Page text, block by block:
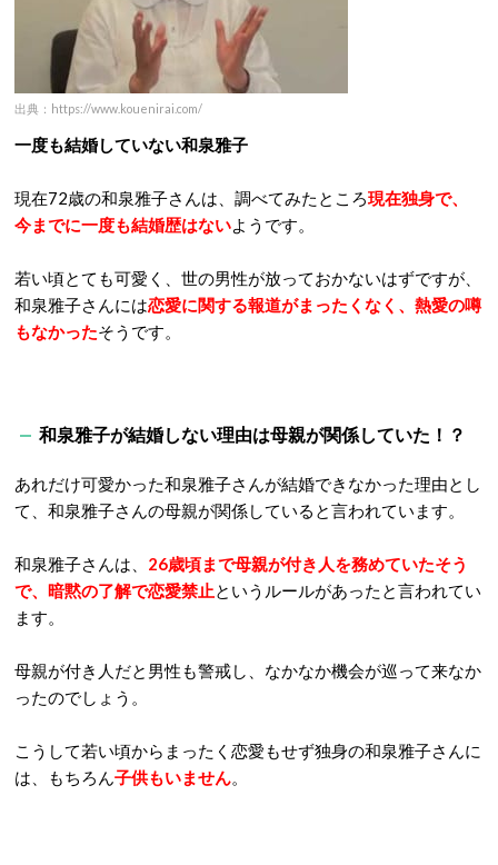
出典：https://www.kouenirai.com/
一度も結婚していない和泉雅子
現在72歳の和泉雅子さんは、調べてみたところ現在独身で、
今までに一度も結婚歴はないようです。
若い頃とても可愛く、世の男性が放っておかないはずですが、
和泉雅子さんには恋愛に関する報道がまったくなく、熱愛の噂
もなかったそうです。
和泉雅子が結婚しない理由は母親が関係していた！？
あれだけ可愛かった和泉雅子さんが結婚できなかった理由とし
て、和泉雅子さんの母親が関係していると言われています。
和泉雅子さんは、 26歳頃まで母親が付き人を務めていたそう
で、暗黙の了解で恋愛禁止というルールがあったと言われてい
ます。
母親が付き人だと男性も警戒し、なかなか機会が巡って来なか
ったのでしょう。
こうして若い頃からまったく恋愛もせず独身の和泉雅子さんに
は、もちろん子供もいません。